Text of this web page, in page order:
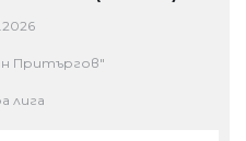
Притъргов"
лига